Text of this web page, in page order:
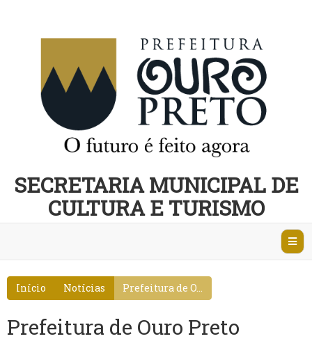
SECRETARIA MUNICIPAL DE
CULTURA E TURISMO
Início Notícias Prefeitura de O...
Prefeitura de Ouro Preto